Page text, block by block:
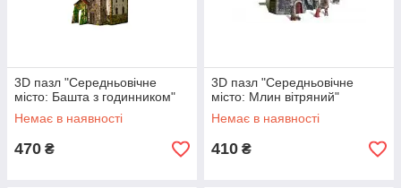
3D пазл "Середньовічне
місто: Башта з годинником"
Немає в наявності
470 ₴
3D пазл "Середньовічне
місто: Млин вітряний"
Немає в наявності
410 ₴